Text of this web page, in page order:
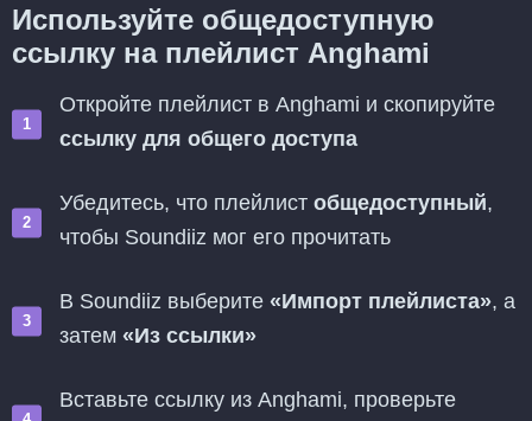
Используйте общедоступную
ссылку на плейлист Anghami
Откройте плейлист в Anghami и скопируйте
ссылку для общего доступа
Убедитесь, что плейлист общедоступный,
чтобы Soundiiz мог его прочитать
В Soundiiz выберите «Импорт плейлиста», а
затем «Из ссылки»
Вставьте ссылку из Anghami, проверьте